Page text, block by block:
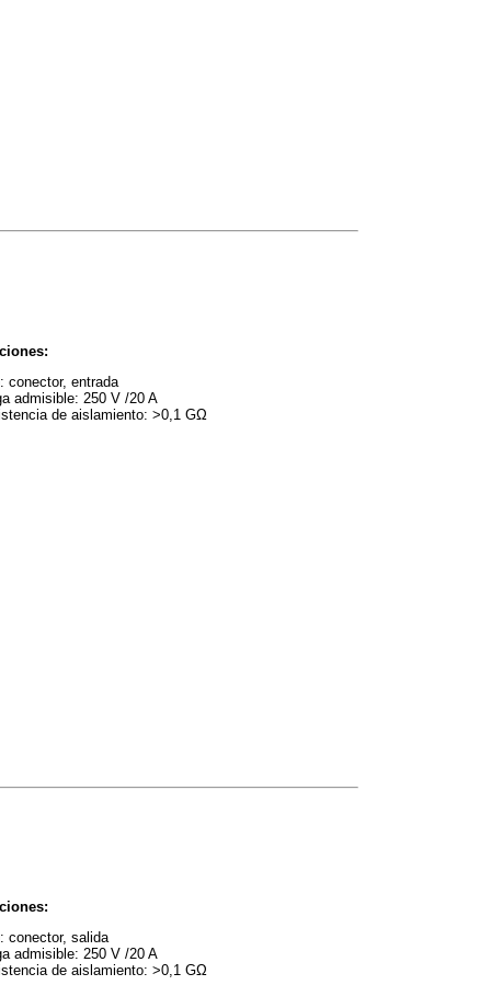
conector, entrada
admisible: 250 V /20 A
de aislamiento: >0,1 GΩ
conector, salida
admisible: 250 V /20 A
de aislamiento: >0,1 GΩ